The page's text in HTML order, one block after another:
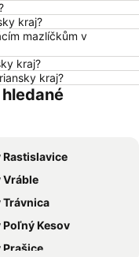
Málaga
Ostrava
republika
kraj?
mazlíčkům v
kraj?
kraj?
Rastislavice
Vráble
Trávnica
Poľný Kesov
Prašice